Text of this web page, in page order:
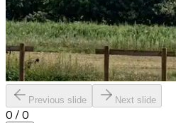
Previous slide Next slide
0 / 0